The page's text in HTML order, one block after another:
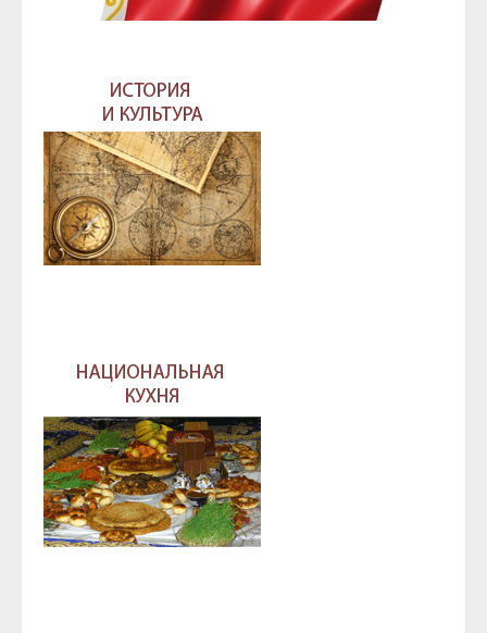
ГЛАВА И ПРАВИТЕЛЬСТВО ЧЕЧЕНСКОЙ
РЕСПУБЛИКИ